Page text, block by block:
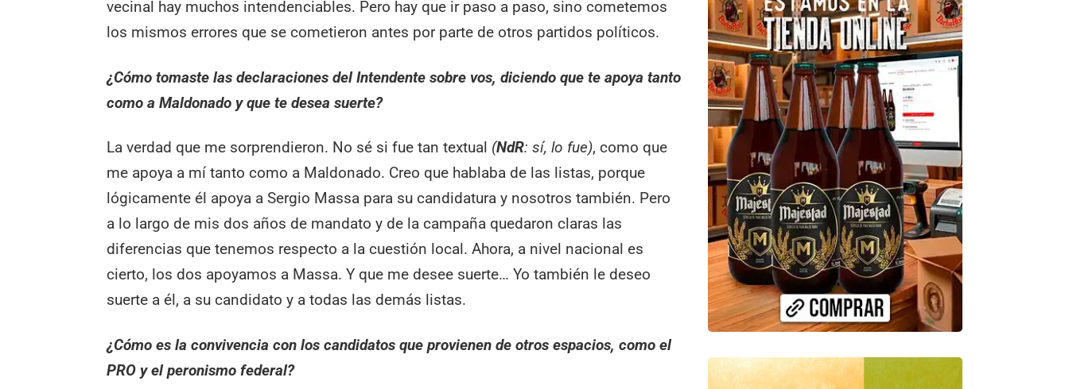
vecinal hay muchos intendenciables. Pero hay que ir paso a paso, sino cometemos
los mismos errores que se cometieron antes por parte de otros partidos políticos.
¿Cómo tomaste las declaraciones del Intendente sobre vos, diciendo que te apoya tanto
como a Maldonado y que te desea suerte?
La verdad que me sorprendieron. No sé si fue tan textual (NdR: sí, lo fue), como que
me apoya a mí tanto como a Maldonado. Creo que hablaba de las listas, porque
lógicamente él apoya a Sergio Massa para su candidatura y nosotros también. Pero
a lo largo de mis dos años de mandato y de la campaña quedaron claras las
diferencias que tenemos respecto a la cuestión local. Ahora, a nivel nacional es
cierto, los dos apoyamos a Massa. Y que me desee suerte… Yo también le deseo
suerte a él, a su candidato y a todas las demás listas.
¿Cómo es la convivencia con los candidatos que provienen de otros espacios, como el
PRO y el peronismo federal?